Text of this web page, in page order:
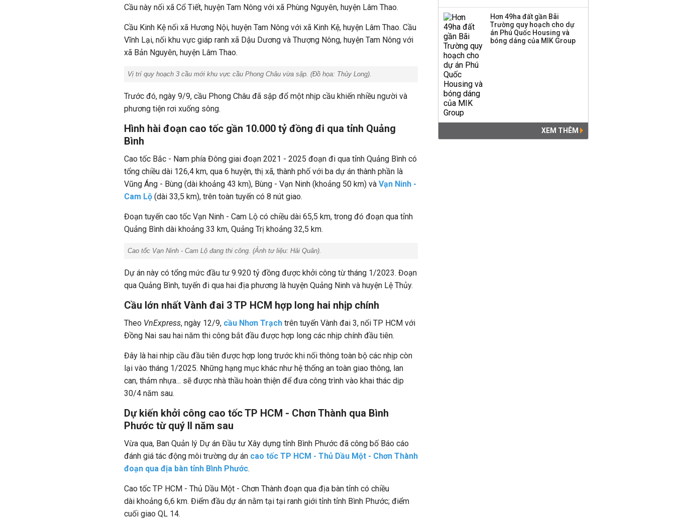
Cầu này nối xã Cổ Tiết, huyện Tam Nông với xã Phùng Nguyên, huyện Lâm Thao.
Cầu Kinh Kệ nối xã Hương Nội, huyện Tam Nông với xã Kinh Kệ, huyện Lâm Thao. Cầu
Vĩnh Lại, nối khu vực giáp ranh xã Dậu Dương và Thượng Nông, huyện Tam Nông với
xã Bản Nguyên, huyện Lâm Thao.
Vị trí quy hoạch 3 cầu mới khu vực cầu Phong Châu vừa sập. (Đồ họa: Thủy Long).
Trước đó, ngày 9/9, cầu Phong Châu đã sập đổ một nhịp cầu khiến nhiều người và
phương tiện rơi xuống sông.
Hình hài đoạn cao tốc gần 10.000 tỷ đồng đi qua tỉnh Quảng
Bình
Cao tốc Bắc - Nam phía Đông giai đoạn 2021 - 2025 đoạn đi qua tỉnh Quảng Bình có
tổng chiều dài 126,4 km, qua 6 huyện, thị xã, thành phố với ba dự án thành phần là
Vũng Áng - Bùng (dài khoảng 43 km), Bùng - Vạn Ninh (khoảng 50 km) và Vạn Ninh -
Cam Lộ (dài 33,5 km), trên toàn tuyến có 8 nút giao.
Đoạn tuyến cao tốc Vạn Ninh - Cam Lộ có chiều dài 65,5 km, trong đó đoạn qua tỉnh
Quảng Bình dài khoảng 33 km, Quảng Trị khoảng 32,5 km.
Cao tốc Vạn Ninh - Cam Lộ đang thi công. (Ảnh tư liệu: Hải Quân).
Dự án này có tổng mức đầu tư 9.920 tỷ đồng được khởi công từ tháng 1/2023. Đoạn
qua Quảng Bình, tuyến đi qua hai địa phương là huyện Quảng Ninh và huyện Lệ Thủy.
Cầu lớn nhất Vành đai 3 TP HCM hợp long hai nhịp chính
Theo VnExpress, ngày 12/9, cầu Nhơn Trạch trên tuyến Vành đai 3, nối TP HCM với
Đồng Nai sau hai năm thi công bắt đầu được hợp long các nhịp chính đầu tiên.
Đây là hai nhịp cầu đầu tiên được hợp long trước khi nối thông toàn bộ các nhịp còn
lại vào tháng 1/2025. Những hạng mục khác như hệ thống an toàn giao thông, lan
can, thảm nhựa... sẽ được nhà thầu hoàn thiện để đưa công trình vào khai thác dịp
30/4 năm sau.
Dự kiến khởi công cao tốc TP HCM - Chơn Thành qua Bình
Phước từ quý II năm sau
Vừa qua, Ban Quản lý Dự án Đầu tư Xây dựng tỉnh Bình Phước đã công bố Báo cáo
đánh giá tác động môi trường dự án cao tốc TP HCM - Thủ Dầu Một - Chơn Thành
đoạn qua địa bàn tỉnh Bình Phước.
Cao tốc TP HCM - Thủ Dầu Một - Chơn Thành đoạn qua địa bàn tỉnh có chiều
dài khoảng 6,6 km. Điểm đầu dự án nằm tại tại ranh giới tỉnh tỉnh Bình Phước; điểm
cuối giao QL 14.
Hơn 49ha đất gần Bãi
Trường quy hoạch cho dự
án Phú Quốc Housing và
bóng dáng của MIK Group
XEM THÊM